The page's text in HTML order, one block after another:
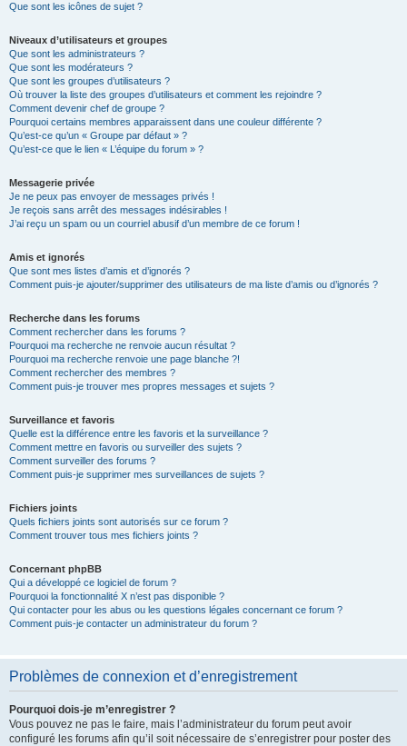
Que sont les icônes de sujet ?
Niveaux d’utilisateurs et groupes
Que sont les administrateurs ?
Que sont les modérateurs ?
Que sont les groupes d’utilisateurs ?
Où trouver la liste des groupes d’utilisateurs et comment les rejoindre ?
Comment devenir chef de groupe ?
Pourquoi certains membres apparaissent dans une couleur différente ?
Qu’est-ce qu’un « Groupe par défaut » ?
Qu’est-ce que le lien « L’équipe du forum » ?
Messagerie privée
Je ne peux pas envoyer de messages privés !
Je reçois sans arrêt des messages indésirables !
J’ai reçu un spam ou un courriel abusif d’un membre de ce forum !
Amis et ignorés
Que sont mes listes d’amis et d’ignorés ?
Comment puis-je ajouter/supprimer des utilisateurs de ma liste d’amis ou d’ignorés ?
Recherche dans les forums
Comment rechercher dans les forums ?
Pourquoi ma recherche ne renvoie aucun résultat ?
Pourquoi ma recherche renvoie une page blanche ?!
Comment rechercher des membres ?
Comment puis-je trouver mes propres messages et sujets ?
Surveillance et favoris
Quelle est la différence entre les favoris et la surveillance ?
Comment mettre en favoris ou surveiller des sujets ?
Comment surveiller des forums ?
Comment puis-je supprimer mes surveillances de sujets ?
Fichiers joints
Quels fichiers joints sont autorisés sur ce forum ?
Comment trouver tous mes fichiers joints ?
Concernant phpBB
Qui a développé ce logiciel de forum ?
Pourquoi la fonctionnalité X n’est pas disponible ?
Qui contacter pour les abus ou les questions légales concernant ce forum ?
Comment puis-je contacter un administrateur du forum ?
Problèmes de connexion et d’enregistrement
Pourquoi dois-je m’enregistrer ?
Vous pouvez ne pas le faire, mais l’administrateur du forum peut avoir
configuré les forums afin qu’il soit nécessaire de s’enregistrer pour poster des